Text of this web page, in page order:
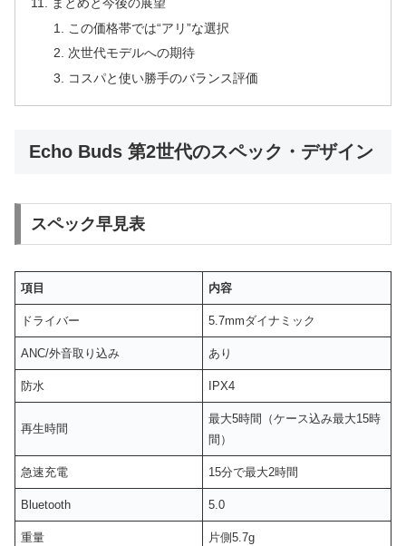
この価格帯では“アリ”な選択
次世代モデルへの期待
コスパと使い勝手のバランス評価
Echo Buds 第2世代のスペック・デザイン
スペック早見表
項目 内容
ドライバー 5.7mmダイナミック
ANC/外音取り込み あり
防水 IPX4
再生時間
最大5時間（ケース込み最大15時
間）
急速充電 15分で最大2時間
Bluetooth 5.0
重量 片側5.7g